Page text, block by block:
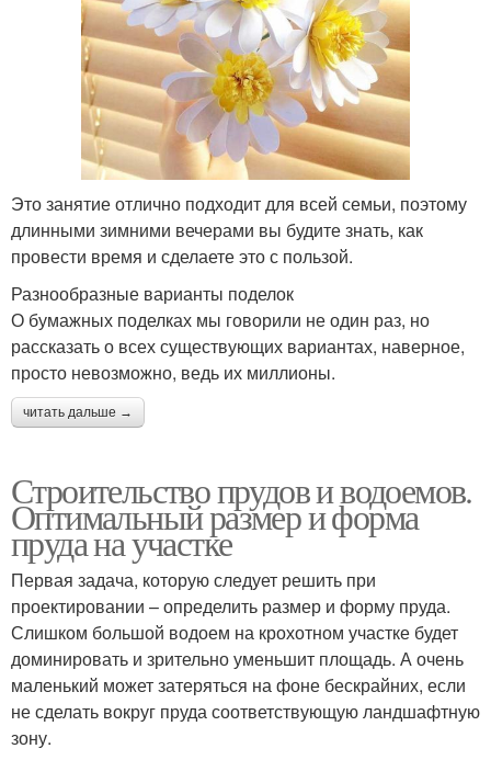
Это занятие отлично подходит для всей семьи, поэтому
длинными зимними вечерами вы будите знать, как
провести время и сделаете это с пользой.
Разнообразные варианты поделок
О бумажных поделках мы говорили не один раз, но
рассказать о всех существующих вариантах, наверное,
просто невозможно, ведь их миллионы.
читать дальше →
Строительство прудов и водоемов.
Оптимальный размер и форма
пруда на участке
Первая задача, которую следует решить при
проектировании – определить размер и форму пруда.
Слишком большой водоем на крохотном участке будет
доминировать и зрительно уменьшит площадь. А очень
маленький может затеряться на фоне бескрайних, если
не сделать вокруг пруда соответствующую ландшафтную
зону.